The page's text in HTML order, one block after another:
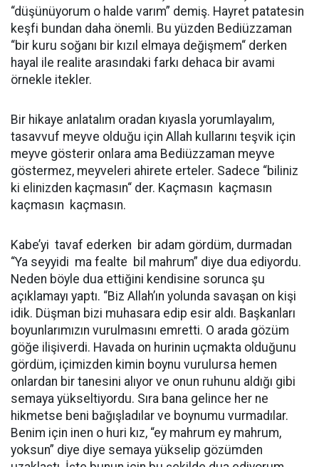
“düşünüyorum o halde varım” demiş. Hayret patatesin
keşfi bundan daha önemli. Bu yüzden Bediüzzaman
“bir kuru soğanı bir kızıl elmaya değişmem“ derken
hayal ile realite arasındaki farkı dehaca bir avami
örnekle itekler.
Bir hikaye anlatalım oradan kıyasla yorumlayalım,
tasavvuf meyve olduğu için Allah kullarını teşvik için
meyve gösterir onlara ama Bediüzzaman meyve
göstermez, meyveleri ahirete erteler. Sadece “biliniz
ki elinizden kaçmasın“ der. Kaçmasın kaçmasın
kaçmasın kaçmasın.
Kabe’yi tavaf ederken bir adam gördüm, durmadan
“Ya seyyidi ma fealte bil mahrum” diye dua ediyordu.
Neden böyle dua ettiğini kendisine sorunca şu
açıklamayı yaptı. “Biz Allah’ın yolunda savaşan on kişi
idik. Düşman bizi muhasara edip esir aldı. Başkanları
boyunlarımızın vurulmasını emretti. O arada gözüm
göğe ilişiverdi. Havada on hurinin uçmakta olduğunu
gördüm, içimizden kimin boynu vurulursa hemen
onlardan bir tanesini alıyor ve onun ruhunu aldığı gibi
semaya yükseltiyordu. Sıra bana gelince her ne
hikmetse beni bağışladılar ve boynumu vurmadılar.
Benim için inen o huri kız, “ey mahrum ey mahrum,
yoksun” diye diye semaya yükselip gözümden